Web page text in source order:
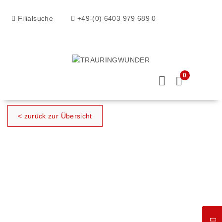
Filialsuche +49-(0) 6403 979 689 0
0
< zurück zur Übersicht